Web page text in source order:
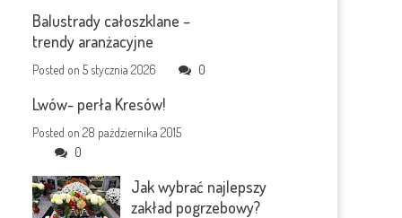
Balustrady całoszklane –
trendy aranżacyjne
Posted on5 stycznia 2026 0
Lwów- perła Kresów!
Posted on28 października 2015
0
Jak wybrać najlepszy
zakład pogrzebowy?